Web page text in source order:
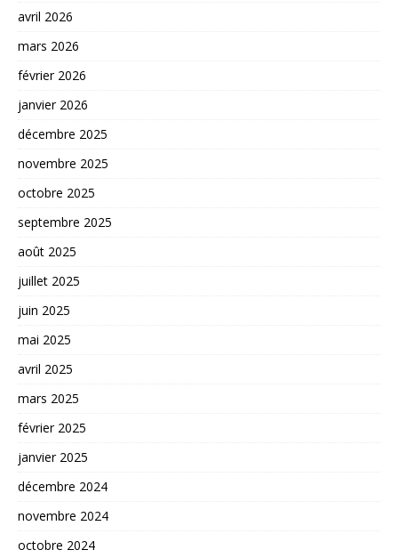
avril 2026
mars 2026
février 2026
janvier 2026
décembre 2025
novembre 2025
octobre 2025
septembre 2025
août 2025
juillet 2025
juin 2025
mai 2025
avril 2025
mars 2025
février 2025
janvier 2025
décembre 2024
novembre 2024
octobre 2024